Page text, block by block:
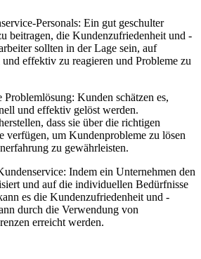
Personals: Ein gut geschulter
beitragen, die Kundenzufriedenheit und -
sollten in der Lage sein, auf
effektiv zu reagieren und Probleme zu
Kunden schätzen es,
und effektiv gelöst werden.
dass sie über die richtigen
verfügen, um Kundenprobleme zu lösen
zu gewährleisten.
Indem ein Unternehmen den
und auf die individuellen Bedürfnisse
es die Kundenzufriedenheit und -
durch die Verwendung von
erreicht werden.